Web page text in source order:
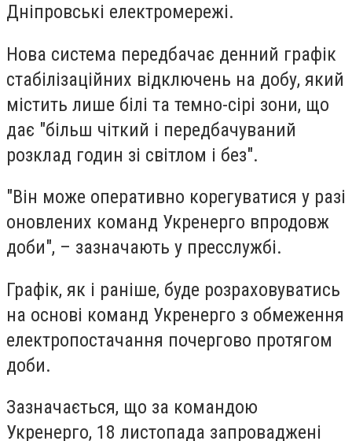
Дніпровські електромережі.
Нова система передбачає денний графік
стабілізаційних відключень на добу, який
містить лише білі та темно-сірі зони, що
дає "більш чіткий і передбачуваний
розклад годин зі світлом і без".
"Він може оперативно корегуватися у разі
оновлених команд Укренерго впродовж
доби", – зазначають у пресслужбі.
Графік, як і раніше, буде розраховуватись
на основі команд Укренерго з обмеження
електропостачання почергово протягом
доби.
Зазначається, що за командою
Укренерго, 18 листопада запроваджені